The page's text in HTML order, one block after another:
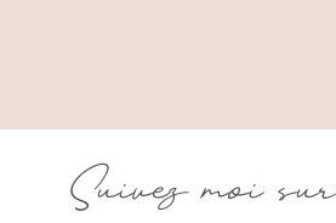
Suivez moi